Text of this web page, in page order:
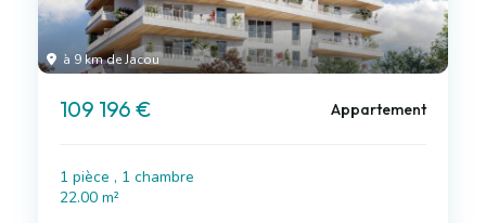
à 9 km de Jacou
109 196 € Appartement
1 pièce , 1 chambre
22.00 m²